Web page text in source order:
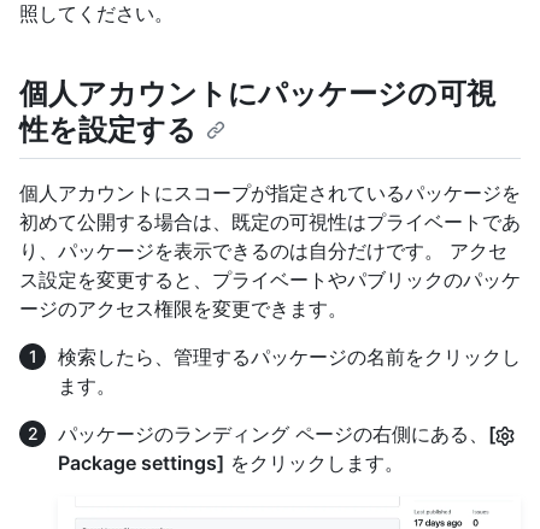
照してください。
個人アカウントにパッケージの可視
性を設定する
個人アカウントにスコープが指定されているパッケージを
初めて公開する場合は、既定の可視性はプライベートであ
り、パッケージを表示できるのは自分だけです。 アクセ
ス設定を変更すると、プライベートやパブリックのパッケ
ージのアクセス権限を変更できます。
検索したら、管理するパッケージの名前をクリックし
ます。
パッケージのランディング ページの右側にある、 [
Package settings] をクリックします。